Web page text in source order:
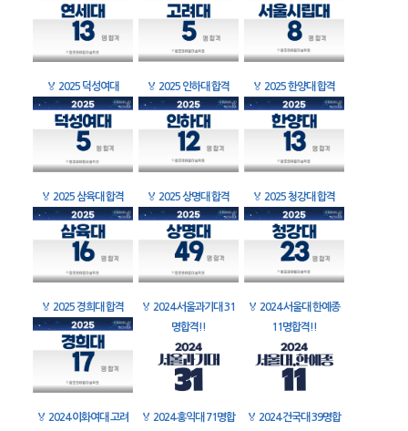
🏅 2025 덕성여대 🏅 2025 인하대 합격 🏅 2025 한양대 합격
🏅 2025 삼육대 합격 🏅 2025 상명대 합격 🏅 2025 청강대 합격
🏅 2025 경희대 합격 🏅 2024 서울과기대 31
명합격!!
🏅 2024 서울대 한예종
11명합격!!
🏅 2024 이화여대 고려
🏅 2024 홍익대 71명합
🏅 2024 건국대 39명합